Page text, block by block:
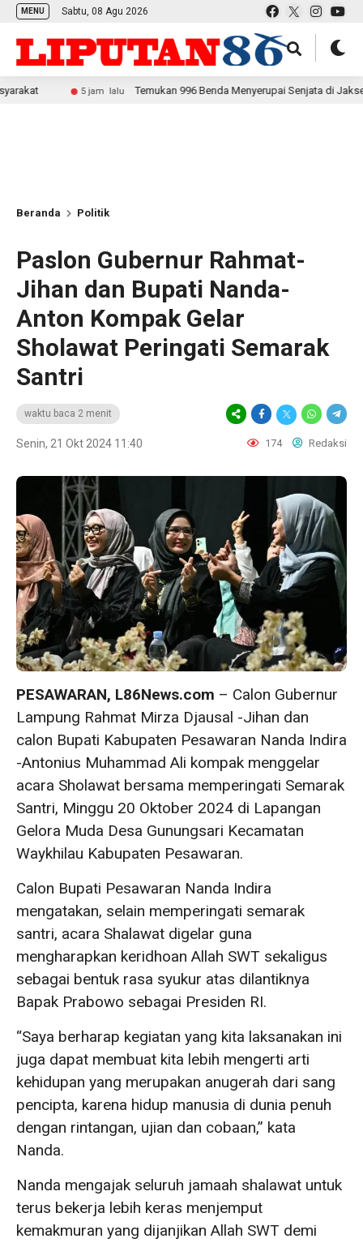
MENU Sabtu, 08 Agu 2026
5 jam lalu Temukan 996 Benda Menyerupai Senjata di Jaksel, Polda
Beranda Politik
Paslon Gubernur Rahmat-
Jihan dan Bupati Nanda-
Anton Kompak Gelar
Sholawat Peringati Semarak
Santri
waktu baca 2 menit
Senin, 21 Okt 2024 11:40 174 Redaksi
PESAWARAN, L86News.com – Calon Gubernur
Lampung Rahmat Mirza Djausal -Jihan dan
calon Bupati Kabupaten Pesawaran Nanda Indira
-Antonius Muhammad Ali kompak menggelar
acara Sholawat bersama memperingati Semarak
Santri, Minggu 20 Oktober 2024 di Lapangan
Gelora Muda Desa Gunungsari Kecamatan
Waykhilau Kabupaten Pesawaran.
Calon Bupati Pesawaran Nanda Indira
mengatakan, selain memperingati semarak
santri, acara Shalawat digelar guna
mengharapkan keridhoan Allah SWT sekaligus
sebagai bentuk rasa syukur atas dilantiknya
Bapak Prabowo sebagai Presiden RI.
“Saya berharap kegiatan yang kita laksanakan ini
juga dapat membuat kita lebih mengerti arti
kehidupan yang merupakan anugerah dari sang
pencipta, karena hidup manusia di dunia penuh
dengan rintangan, ujian dan cobaan,” kata
Nanda.
Nanda mengajak seluruh jamaah shalawat untuk
terus bekerja lebih keras menjemput
kemakmuran yang dijanjikan Allah SWT demi